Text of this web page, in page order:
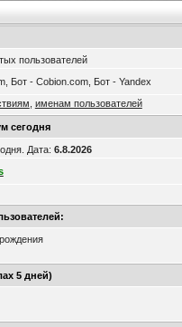
пользователей
Бот - Cobion.com, Бот - Yandex
именам пользователей
сегодня
Дата: 6.8.2026
5 дней)